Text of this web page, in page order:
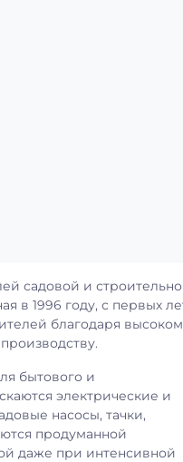
садовой и
в 1996 году, с первых
благодаря
бытового и
электрические и
насосы, тачки,
продуманной
даже при интенсивной